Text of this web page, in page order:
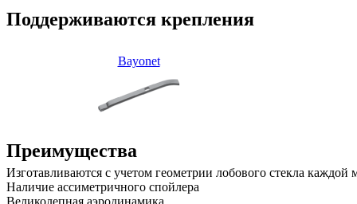
Поддерживаются крепления
Bayonet
Преимущества
Изготавливаются с учетом геометрии лобового стекла
Наличие ассиметричного спойлера
Великолепная аэродинамика